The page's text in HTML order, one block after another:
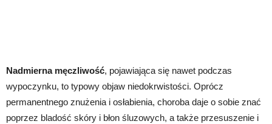
Nadmierna męczliwość, pojawiająca się nawet podczas
wypoczynku, to typowy objaw niedokrwistości. Oprócz
permanentnego znużenia i osłabienia, choroba daje o sobie znać
poprzez bladość skóry i błon śluzowych, a także przesuszenie i